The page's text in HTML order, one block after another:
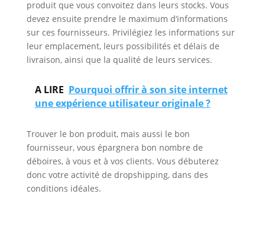
produit que vous convoitez dans leurs stocks. Vous
devez ensuite prendre le maximum d’informations
sur ces fournisseurs. Privilégiez les informations sur
leur emplacement, leurs possibilités et délais de
livraison, ainsi que la qualité de leurs services.
A LIRE Pourquoi offrir à son site internet
une expérience utilisateur originale ?
Trouver le bon produit, mais aussi le bon
fournisseur, vous épargnera bon nombre de
déboires, à vous et à vos clients. Vous débuterez
donc votre activité de dropshipping, dans des
conditions idéales.